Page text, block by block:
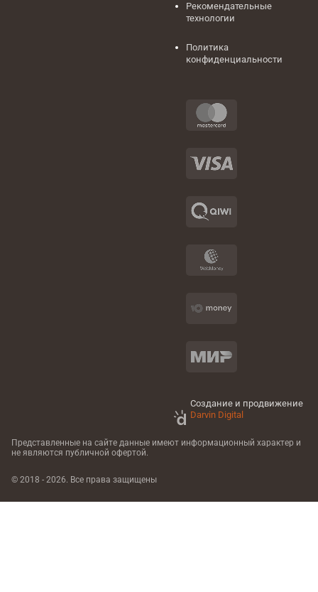
Рекомендательные
технологии
Политика
конфиденциальности
Создание и продвижение
Darvin Digital
Представленные на сайте данные имеют информационный характер и
не являются публичной офертой.
© 2018 - 2026. Все права защищены